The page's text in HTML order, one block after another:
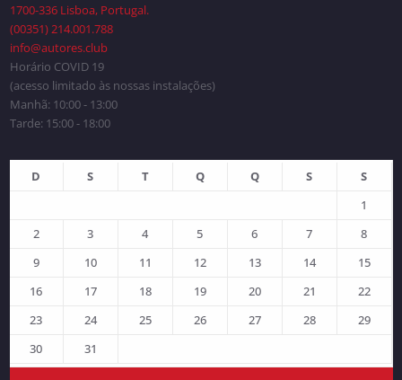
1700-336 Lisboa, Portugal.
(00351) 214.001.788
info@autores.club
Horário COVID 19
(acesso limitado às nossas instalações)
Manhã: 10:00 - 13:00
Tarde: 15:00 - 18:00
D S T Q Q S
S
1
2
3 4 5 6 7
8
9
10 11 12 13 14
15
16
17 18 19 20 21
22
23
24 25 26 27 28
29
30
31